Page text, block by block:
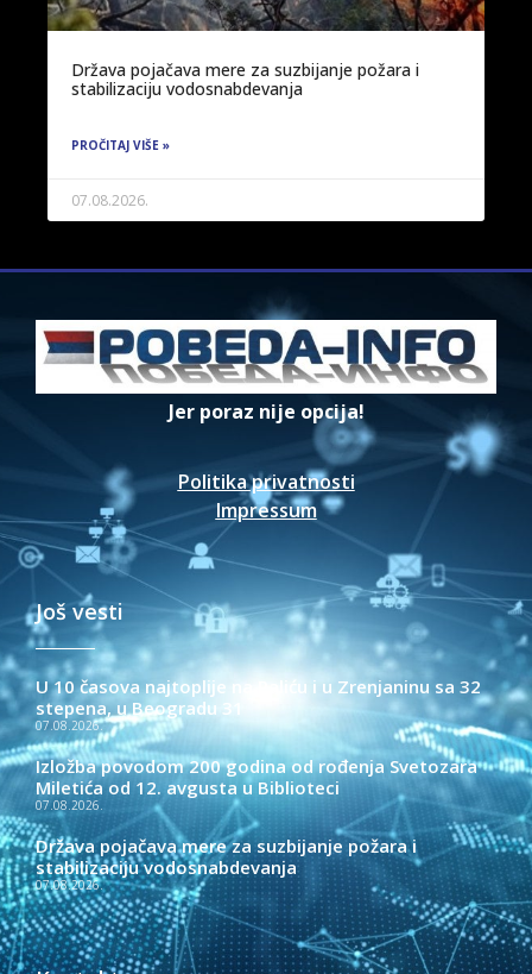
Država pojačava mere za suzbijanje požara i
stabilizaciju vodosnabdevanja
PROČITAJ VIŠE »
07.08.2026.
Jer poraz nije opcija!
Politika privatnosti
Impressum
Još vesti
U 10 časova najtoplije na Paliću i u Zrenjaninu sa 32
stepena, u Beogradu 31
07.08.2026.
Izložba povodom 200 godina od rođenja Svetozara
Miletića od 12. avgusta u Biblioteci
07.08.2026.
Država pojačava mere za suzbijanje požara i
stabilizaciju vodosnabdevanja
07.08.2026.